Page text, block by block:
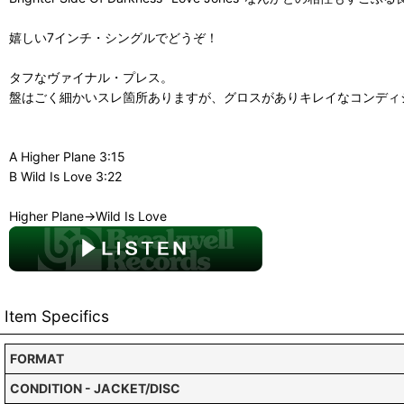
嬉しい7インチ・シングルでどうぞ！
タフなヴァイナル・プレス。
盤はごく細かいスレ箇所ありますが、グロスがありキレイなコンディ
A Higher Plane 3:15
B Wild Is Love 3:22
Higher Plane→Wild Is Love
Item Specifics
FORMAT
CONDITION - JACKET/DISC